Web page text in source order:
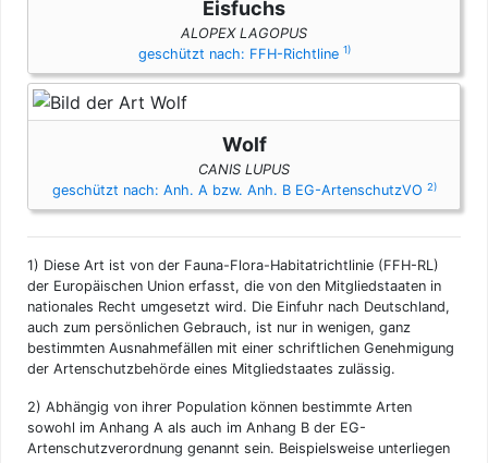
Eisfuchs
ALOPEX LAGOPUS
geschützt nach: FFH-Richtline 1)
Wolf
CANIS LUPUS
geschützt nach: Anh. A bzw. Anh. B EG-ArtenschutzVO 2)
1) Diese Art ist von der Fauna-Flora-Habitatrichtlinie (FFH-RL)
der Europäischen Union erfasst, die von den Mitgliedstaaten in
nationales Recht umgesetzt wird. Die Einfuhr nach Deutschland,
auch zum persönlichen Gebrauch, ist nur in wenigen, ganz
bestimmten Ausnahmefällen mit einer schriftlichen Genehmigung
der Artenschutzbehörde eines Mitgliedstaates zulässig.
2) Abhängig von ihrer Population können bestimmte Arten
sowohl im Anhang A als auch im Anhang B der EG-
Artenschutzverordnung genannt sein. Beispielsweise unterliegen